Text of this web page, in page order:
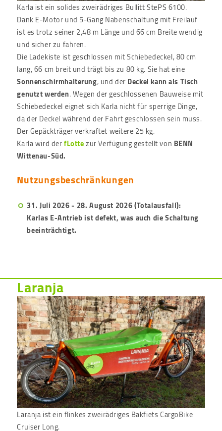
Karla ist ein solides zweirädriges Bullitt StePS 6100.
Dank E-Motor und 5-Gang Nabenschaltung mit Freilauf
ist es trotz seiner 2,48 m Länge und 66 cm Breite wendig
und sicher zu fahren.
Die Ladekiste ist geschlossen mit Schiebedeckel, 80 cm
lang, 66 cm breit und trägt bis zu 80 kg. Sie hat eine
Sonnenschirmhalterung, und derDeckel kann als Tisch
genutzt werden. Wegen der geschlossenen Bauweise mit
Schiebedeckel eignet sich Karla nicht für sperrige Dinge,
da der Deckel während der Fahrt geschlossen sein muss.
Der Gepäckträger verkraftet weitere 25 kg.
Karla wird derfLottezur Verfügung gestellt von BENN
Wittenau-Süd.
Nutzungsbeschränkungen
31. Juli 2026 - 28. August 2026(Totalausfall):
Karlas E-Antrieb ist defekt, was auch die Schaltung
beeinträchtigt.
Laranja
Laranja ist ein flinkes zweirädriges Bakfiets CargoBike
Cruiser Long.